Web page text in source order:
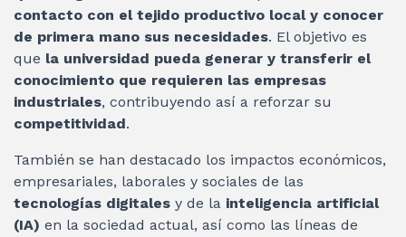
contacto con el tejido productivo local y conocer
de primera mano sus necesidades. El objetivo es
que la universidad pueda generar y transferir el
conocimiento que requieren las empresas
industriales, contribuyendo así a reforzar su
competitividad.
También se han destacado los impactos económicos,
empresariales, laborales y sociales de las
tecnologías digitales y de la inteligencia artificial
(IA) en la sociedad actual, así como las líneas de